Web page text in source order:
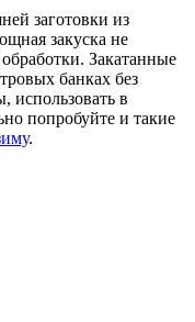
заготовки из
закуска не
Закатанные
банках без
использовать в
попробуйте и такие
.